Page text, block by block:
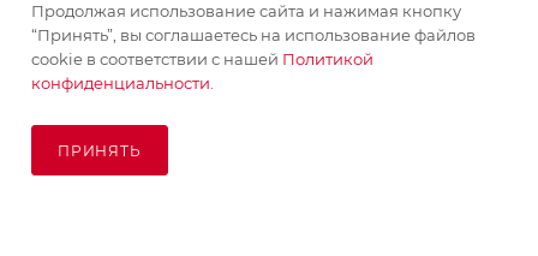
Продолжая использование сайта и нажимая кнопку
“Принять”, вы соглашаетесь на использование файлов
cookie в соответствии с нашей Политикой
конфиденциальности.
ПРИНЯТЬ